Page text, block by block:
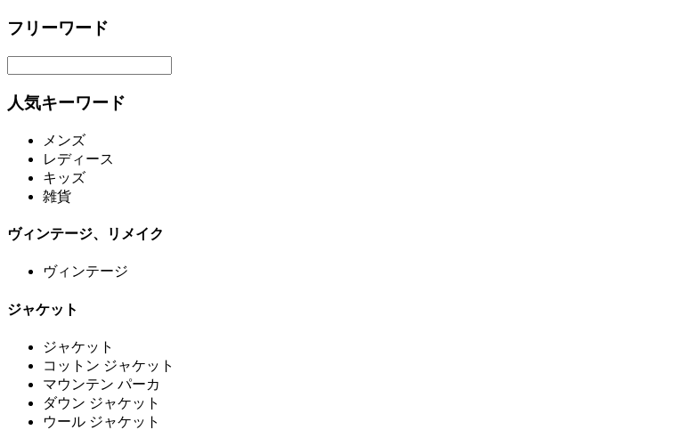
フリーワード
人気キーワード
メンズ
レディース
キッズ
雑貨
ヴィンテージ、リメイク
ヴィンテージ
ジャケット
ジャケット
コットン ジャケット
マウンテン パーカ
ダウン ジャケット
ウール ジャケット